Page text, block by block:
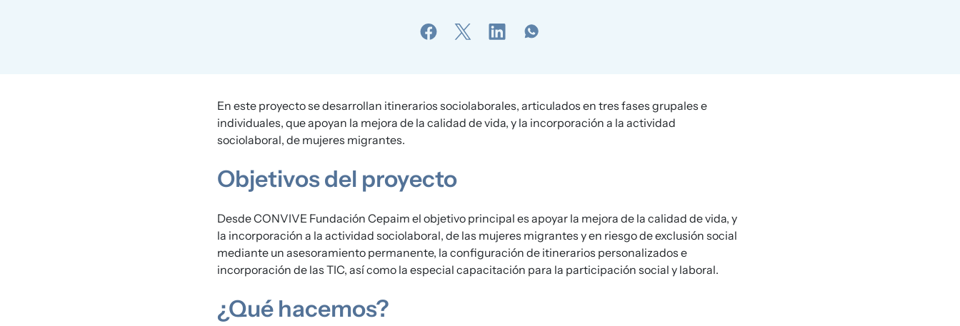
En este proyecto se desarrollan itinerarios sociolaborales, articulados en tres fases grupales e
individuales, que apoyan la mejora de la calidad de vida, y la incorporación a la actividad
sociolaboral, de mujeres migrantes.
Objetivos del proyecto
Desde CONVIVE Fundación Cepaim el objetivo principal es apoyar la mejora de la calidad de vida, y
la incorporación a la actividad sociolaboral, de las mujeres migrantes y en riesgo de exclusión social
mediante un asesoramiento permanente, la configuración de itinerarios personalizados e
incorporación de las TIC, así como la especial capacitación para la participación social y laboral.
¿Qué hacemos?